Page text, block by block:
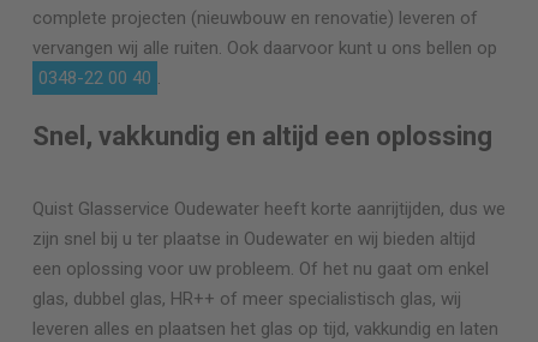
complete projecten (nieuwbouw en renovatie) leveren of
vervangen wij alle ruiten. Ook daarvoor kunt u ons bellen op
0348-22 00 40 .
Snel, vakkundig en altijd een oplossing
Quist Glasservice Oudewater heeft korte aanrijtijden, dus we
zijn snel bij u ter plaatse in Oudewater en wij bieden altijd
een oplossing voor uw probleem. Of het nu gaat om enkel
glas, dubbel glas, HR++ of meer specialistisch glas, wij
leveren alles en plaatsen het glas op tijd, vakkundig en laten